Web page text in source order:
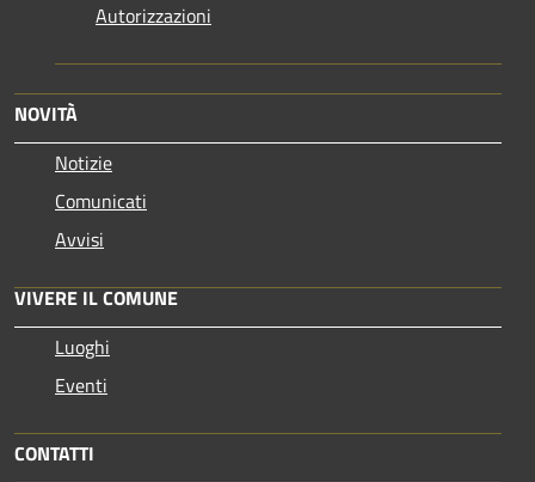
Autorizzazioni
NOVITÀ
Notizie
Comunicati
Avvisi
VIVERE IL COMUNE
Luoghi
Eventi
CONTATTI